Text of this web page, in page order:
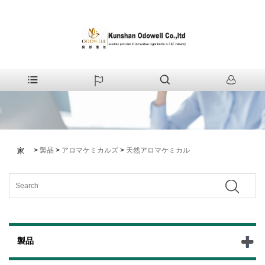
家 > 製品 > アロマケミカルズ > 天然アロマケミカル
製品